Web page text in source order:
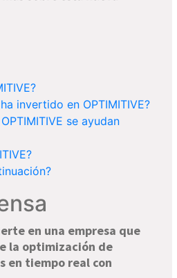
invertido en OPTIMITIVE?
se ayudan
en una empresa que
la optimización de
en tiempo real con